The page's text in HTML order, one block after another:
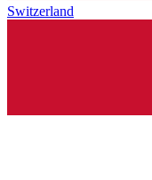
Switzerland